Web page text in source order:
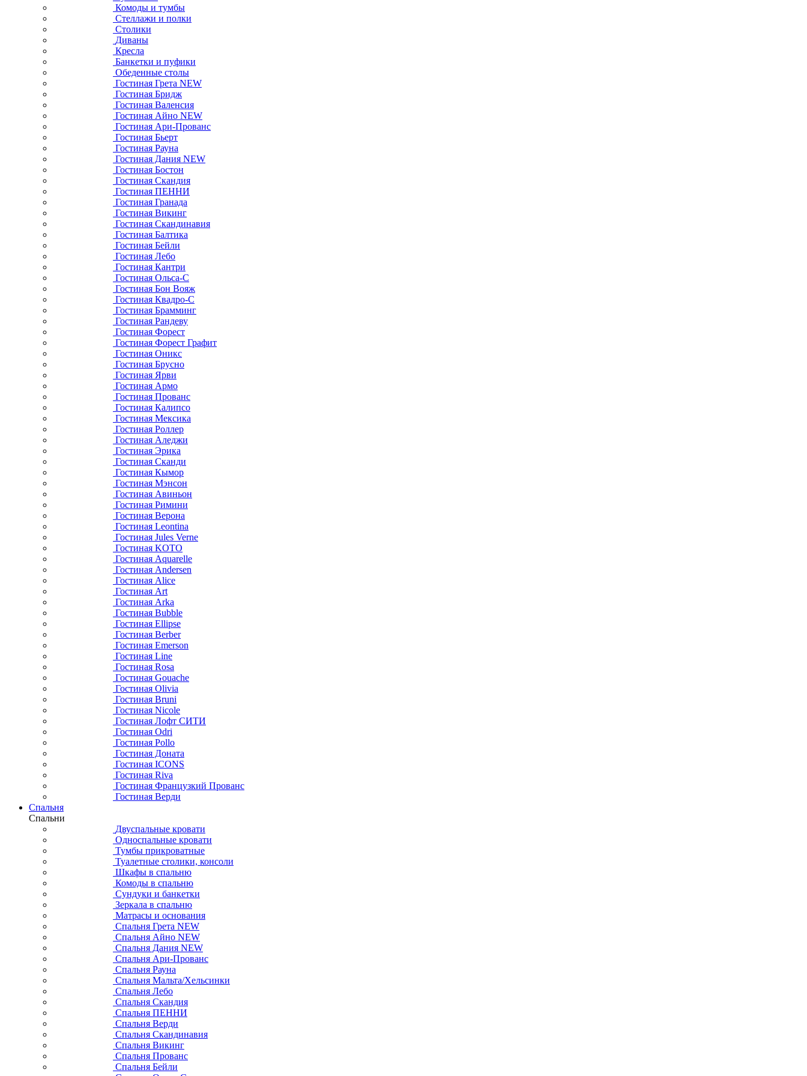
Комоды и тумбы
Стеллажи и полки
Столики
Диваны
Кресла
Банкетки и пуфики
Обеденные столы
Гостиная Грета NEW
Гостиная Бридж
Гостиная Валенсия
Гостиная Айно NEW
Гостиная Ари-Прованс
Гостиная Бьерт
Гостиная Рауна
Гостиная Дания NEW
Гостиная Бостон
Гостиная Скандия
Гостиная ПЕННИ
Гостиная Гранада
Гостиная Викинг
Гостиная Скандинавия
Гостиная Балтика
Гостиная Бейли
Гостиная Лебо
Гостиная Кантри
Гостиная Ольса-С
Гостиная Бон Вояж
Гостиная Квадро-С
Гостиная Брамминг
Гостиная Рандеву
Гостиная Форест
Гостиная Форест Графит
Гостиная Оникс
Гостиная Брусно
Гостиная Ярви
Гостиная Армо
Гостиная Прованс
Гостиная Калипсо
Гостиная Мексика
Гостиная Роллер
Гостиная Аледжи
Гостиная Эрика
Гостиная Сканди
Гостиная Кымор
Гостиная Мэнсон
Гостиная Авиньон
Гостиная Римини
Гостиная Верона
Гостиная Leontina
Гостиная Jules Verne
Гостиная KOTO
Гостиная Aquarelle
Гостиная Andersen
Гостиная Alice
Гостиная Art
Гостиная Arka
Гостиная Bubble
Гостиная Ellipse
Гостиная Berber
Гостиная Emerson
Гостиная Line
Гостиная Rosa
Гостиная Gouache
Гостиная Olivia
Гостиная Bruni
Гостиная Nicole
Гостиная Лофт СИТИ
Гостиная Odri
Гостиная Pollo
Гостиная Доната
Гостиная ICONS
Гостиная Riva
Гостиная Французкий Прованс
Гостиная Верди
Спальня
Спальни
Двуспальные кровати
Односпальные кровати
Тумбы прикроватные
Туалетные столики, консоли
Шкафы в спальню
Комоды в спальню
Сундуки и банкетки
Зеркала в спальню
Матрасы и основания
Спальня Грета NEW
Спальня Айно NEW
Спальня Дания NEW
Спальня Ари-Прованс
Спальня Рауна
Спальня Мальта/Хельсинки
Спальня Лебо
Спальня Скандия
Спальня ПЕННИ
Спальня Верди
Спальня Скандинавия
Спальня Викинг
Спальня Прованс
Спальня Бейли